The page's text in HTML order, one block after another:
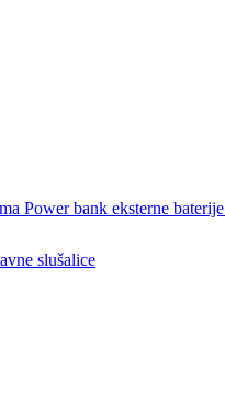
Power bank eksterne baterije
slušalice